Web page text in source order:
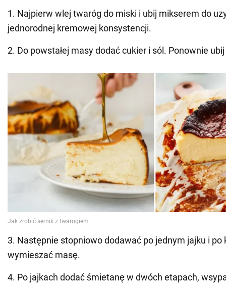
1. Najpierw wlej twaróg do miski i ubij mikserem do
jednorodnej kremowej konsystencji.
2. Do powstałej masy dodać cukier i sól. Ponownie
3. Następnie stopniowo dodawać po jednym jajku i po
wymieszać masę.
4. Po jajkach dodać śmietanę w dwóch etapach,